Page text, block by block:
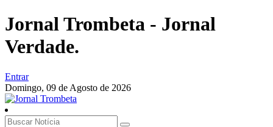
Jornal Trombeta - Jornal
Verdade.
Entrar
Domingo, 09 de Agosto de 2026